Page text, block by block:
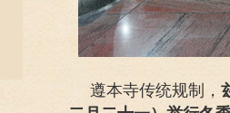
遵本寺传统规制，